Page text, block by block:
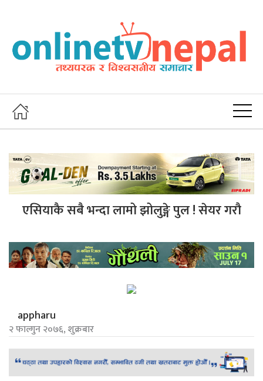
एसियाकै सबै भन्दा लामो झोलुङ्गे पुल ! सेयर गरौ
appharu
२ फाल्गुन २०७६, शुक्रबार